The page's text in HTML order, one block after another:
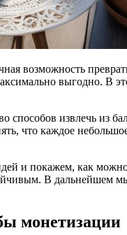
возможность
выгодно. В
извлечь из
что каждое
и покажем, как можно
В дальнейшем
монетизации